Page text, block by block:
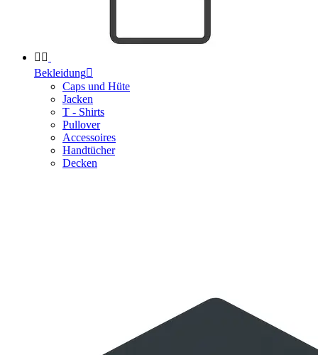
 
Bekleidung
Caps und Hüte
Jacken
T - Shirts
Pullover
Accessoires
Handtücher
Decken